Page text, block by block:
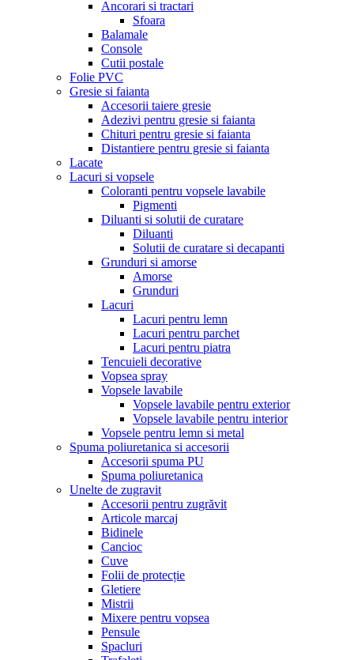
Ancorari si tractari
Sfoara
Balamale
Console
Cutii postale
Folie PVC
Gresie si faianta
Accesorii taiere gresie
Adezivi pentru gresie si faianta
Chituri pentru gresie si faianta
Distantiere pentru gresie si faianta
Lacate
Lacuri si vopsele
Coloranti pentru vopsele lavabile
Pigmenti
Diluanti si solutii de curatare
Diluanti
Solutii de curatare si decapanti
Grunduri si amorse
Amorse
Grunduri
Lacuri
Lacuri pentru lemn
Lacuri pentru parchet
Lacuri pentru piatra
Tencuieli decorative
Vopsea spray
Vopsele lavabile
Vopsele lavabile pentru exterior
Vopsele lavabile pentru interior
Vopsele pentru lemn si metal
Spuma poliuretanica si accesorii
Accesorii spuma PU
Spuma poliuretanica
Unelte de zugravit
Accesorii pentru zugrăvit
Articole marcaj
Bidinele
Cancioc
Cuve
Folii de protecție
Gletiere
Mistrii
Mixere pentru vopsea
Pensule
Spacluri